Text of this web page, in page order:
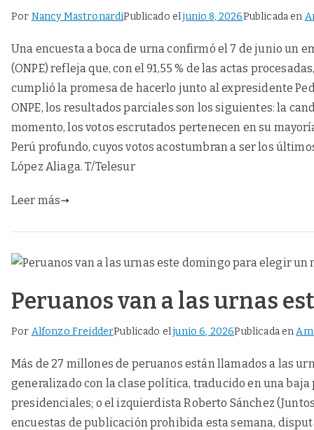
Por Nancy MastronardiPublicado eljunio 8, 2026Publicada en
Una encuesta a boca de urna confirmó el 7 de junio un
(ONPE) refleja que, con el 91,55 % de las actas
cumplió la promesa de hacerlo junto al expresidente
ONPE, los resultados parciales son los siguientes: la
momento, los votos escrutados pertenecen en su
Perú profundo, cuyos votos acostumbran a ser los
López Aliaga. T/Telesur
Leer más
Peruanos van a las urnas
Por Alfonzo FreidderPublicado eljunio 6, 2026Publicada en
Más de 27 millones de peruanos están llamados a las
generalizado con la clase política, traducido en una
presidenciales; o el izquierdista Roberto Sánchez
encuestas de publicación prohibida esta semana,